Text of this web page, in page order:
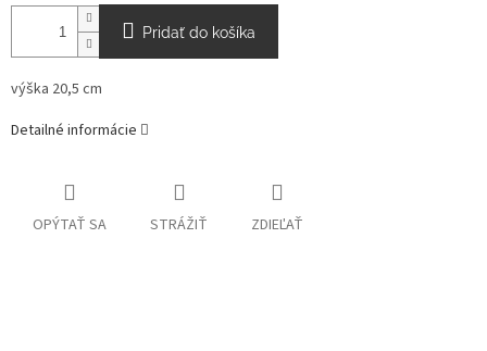
Pridať do košíka
výška 20,5 cm
Detailné informácie
OPÝTAŤ SA STRÁŽIŤ ZDIEĽAŤ